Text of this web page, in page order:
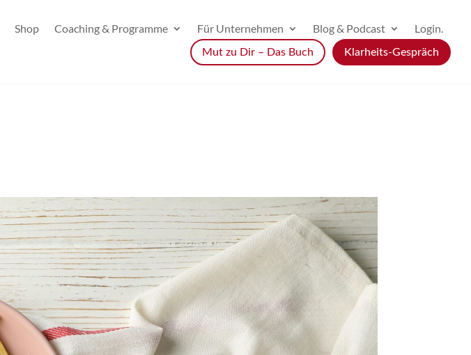
Shop Coaching & Programme Für Unternehmen Blog & Podcast Login.
Mut zu Dir – Das Buch Klarheits-Gespräch